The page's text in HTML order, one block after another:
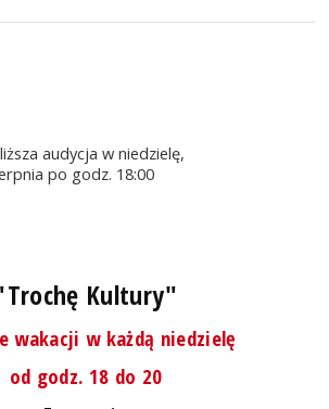
audycja w niedzielę,
po godz. 18:00
Kultury"
wakacji w każdą niedzielę
od godz. 18 do 20